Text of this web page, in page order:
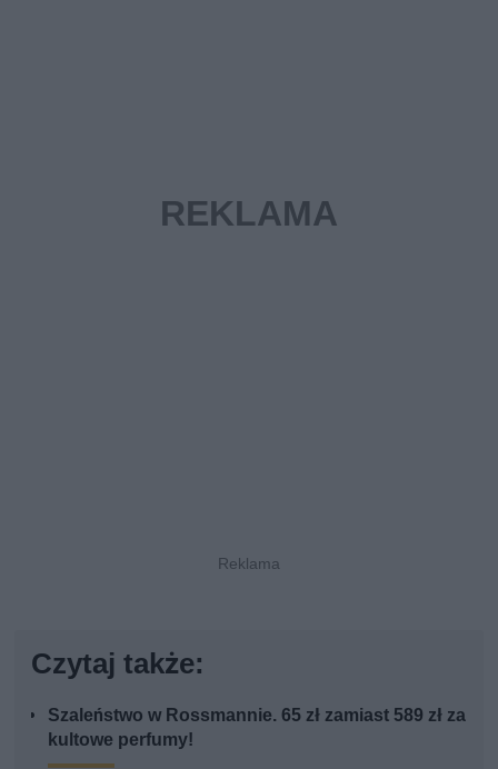
Czytaj także:
Szaleństwo w Rossmannie. 65 zł zamiast 589 zł za
kultowe perfumy!